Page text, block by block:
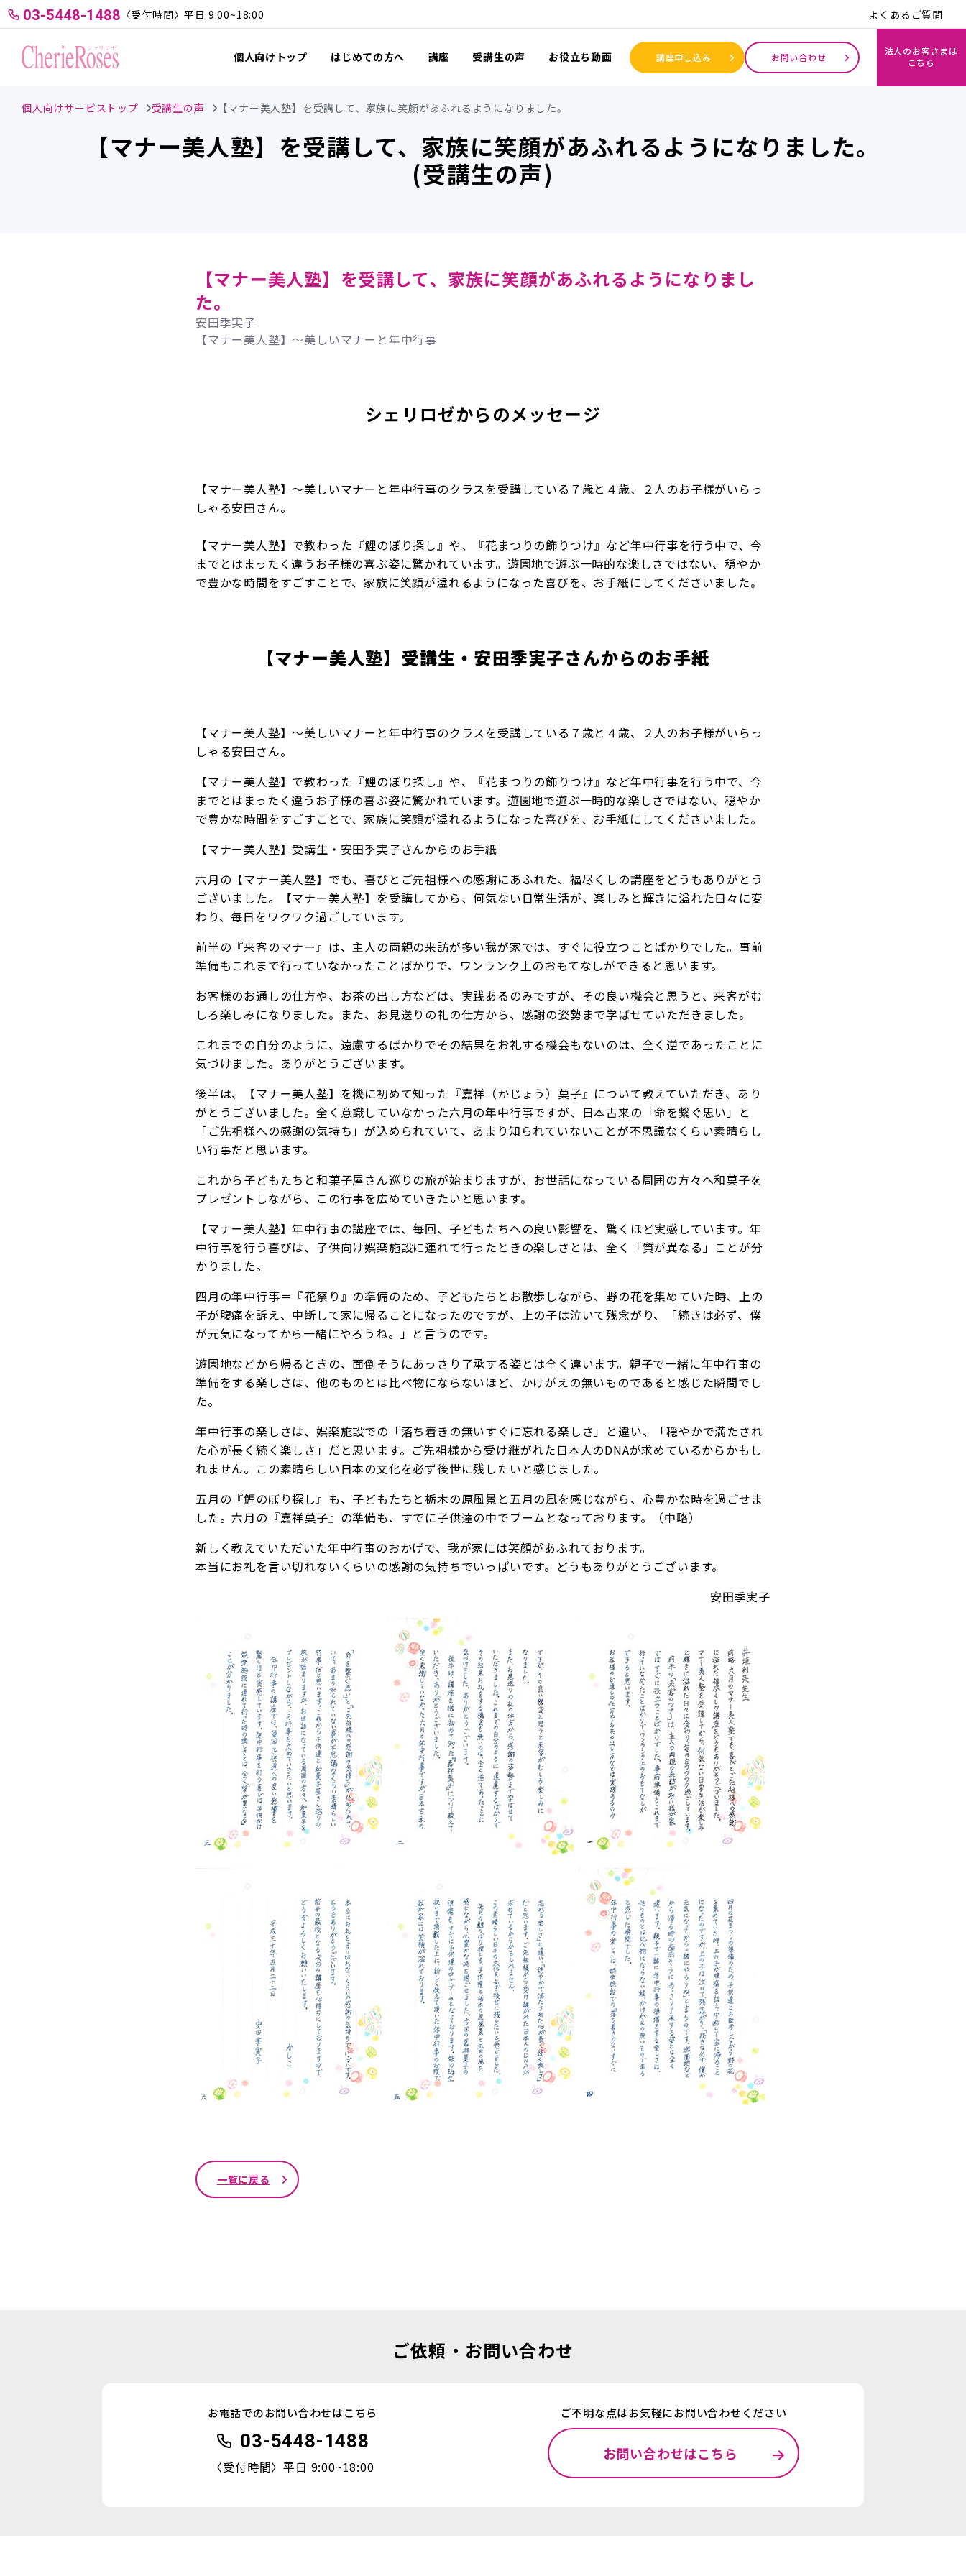
個人向けトップ はじめての方へ 講座 受講生の声 お役立ち動画 講座申し込み お問い合わせ
法人のお客さまは
こちら
03-5448-1488 〈受付時間〉平日 9:00~18:00 よくあるご質問
個人向けサービストップ 受講生の声 【マナー美人塾】を受講して、家族に笑顔があふれるようになりました。
【マナー美人塾】を受講して、家族に笑顔があふれるようになりました。
(受講生の声)
【マナー美人塾】を受講して、家族に笑顔があふれるようになりまし
た。
安田季実子
【マナー美人塾】～美しいマナーと年中行事
シェリロゼからのメッセージ
【マナー美人塾】～美しいマナーと年中行事のクラスを受講している７歳と４歳、２人のお子様がいらっ
しゃる安田さん。
【マナー美人塾】で教わった『鯉のぼり探し』や、『花まつりの飾りつけ』など年中行事を行う中で、今
までとはまったく違うお子様の喜ぶ姿に驚かれています。遊園地で遊ぶ一時的な楽しさではない、穏やか
で豊かな時間をすごすことで、家族に笑顔が溢れるようになった喜びを、お手紙にしてくださいました。
【マナー美人塾】受講生・安田季実子さんからのお手紙
【マナー美人塾】～美しいマナーと年中行事のクラスを受講している７歳と４歳、２人のお子様がいらっ
しゃる安田さん。
【マナー美人塾】で教わった『鯉のぼり探し』や、『花まつりの飾りつけ』など年中行事を行う中で、今
までとはまったく違うお子様の喜ぶ姿に驚かれています。遊園地で遊ぶ一時的な楽しさではない、穏やか
で豊かな時間をすごすことで、家族に笑顔が溢れるようになった喜びを、お手紙にしてくださいました。
【マナー美人塾】受講生・安田季実子さんからのお手紙
六月の【マナー美人塾】でも、喜びとご先祖様への感謝にあふれた、福尽くしの講座をどうもありがとう
ございました。【マナー美人塾】を受講してから、何気ない日常生活が、楽しみと輝きに溢れた日々に変
わり、毎日をワクワク過ごしています。
前半の『来客のマナー』は、主人の両親の来訪が多い我が家では、すぐに役立つことばかりでした。事前
準備もこれまで行っていなかったことばかりで、ワンランク上のおもてなしができると思います。
お客様のお通しの仕方や、お茶の出し方などは、実践あるのみですが、その良い機会と思うと、来客がむ
しろ楽しみになりました。また、お見送りの礼の仕方から、感謝の姿勢まで学ばせていただきました。
これまでの自分のように、遠慮するばかりでその結果をお礼する機会もないのは、全く逆であったことに
気づけました。ありがとうございます。
後半は、【マナー美人塾】を機に初めて知った『嘉祥（かじょう）菓子』について教えていただき、あり
がとうございました。全く意識していなかった六月の年中行事ですが、日本古来の「命を繋ぐ思い」と
「ご先祖様への感謝の気持ち」が込められていて、あまり知られていないことが不思議なくらい素晴らし
い行事だと思います。
これから子どもたちと和菓子屋さん巡りの旅が始まりますが、お世話になっている周囲の方々へ和菓子を
プレゼントしながら、この行事を広めていきたいと思います。
【マナー美人塾】年中行事の講座では、毎回、子どもたちへの良い影響を、驚くほど実感しています。年
中行事を行う喜びは、子供向け娯楽施設に連れて行ったときの楽しさとは、全く「質が異なる」ことが分
かりました。
四月の年中行事＝『花祭り』の準備のため、子どもたちとお散歩しながら、野の花を集めていた時、上の
子が腹痛を訴え、中断して家に帰ることになったのですが、上の子は泣いて残念がり、「続きは必ず、僕
が元気になってから一緒にやろうね。」と言うのです。
遊園地などから帰るときの、面倒そうにあっさり了承する姿とは全く違います。親子で一緒に年中行事の
準備をする楽しさは、他のものとは比べ物にならないほど、かけがえの無いものであると感じた瞬間でし
た。
年中行事の楽しさは、娯楽施設での「落ち着きの無いすぐに忘れる楽しさ」と違い、「穏やかで満たされ
た心が長く続く楽しさ」だと思います。ご先祖様から受け継がれた日本人のDNAが求めているからかもし
れません。この素晴らしい日本の文化を必ず後世に残したいと感じました。
五月の『鯉のぼり探し』も、子どもたちと栃木の原風景と五月の風を感じながら、心豊かな時を過ごせま
した。六月の『嘉祥菓子』の準備も、すでに子供達の中でブームとなっております。（中略）
新しく教えていただいた年中行事のおかげで、我が家には笑顔があふれております。
本当にお礼を言い切れないくらいの感謝の気持ちでいっぱいです。どうもありがとうございます。
安田季実子
一覧に戻る
ご依頼・お問い合わせ
お電話でのお問い合わせはこちら
03-5448-1488
〈受付時間〉平日 9:00~18:00
ご不明な点はお気軽にお問い合わせください
お問い合わせはこちら